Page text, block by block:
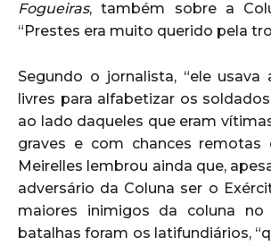
Fogueiras, também sobre a
“Prestes era muito querido pela
Segundo o jornalista, “ele usava
livres para alfabetizar os
ao lado daqueles que eram
graves e com chances remotas
Meirelles lembrou ainda que,
adversário da Coluna ser o
maiores inimigos da coluna
batalhas foram os latifundiários,